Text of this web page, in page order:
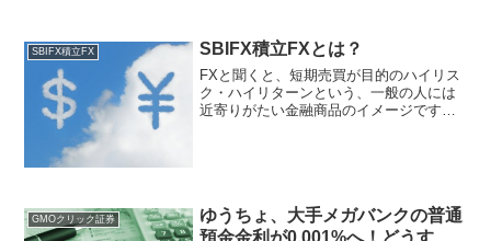
りが期待できます。本記事では、外貨投
資の中でも馴染みの...
SBIFX積立FX SBIFX積立FXとは？
FXと聞くと、短期売買が目的のハイリス
ク・ハイリターンという、一般の人には
近寄りがたい金融商品のイメージです。
GMOクリック証券
ゆうちょ、大手メガバンクの普通
預金金利が0.001%へ！どうす